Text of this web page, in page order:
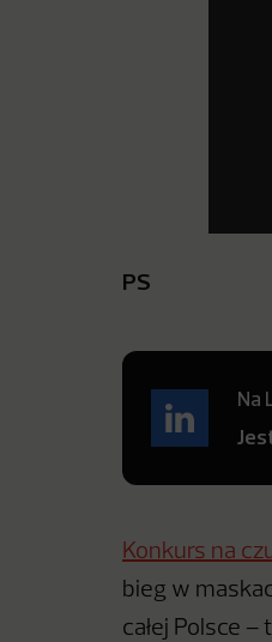
PS
Na
Konkurs na
bieg w
całej Polsce